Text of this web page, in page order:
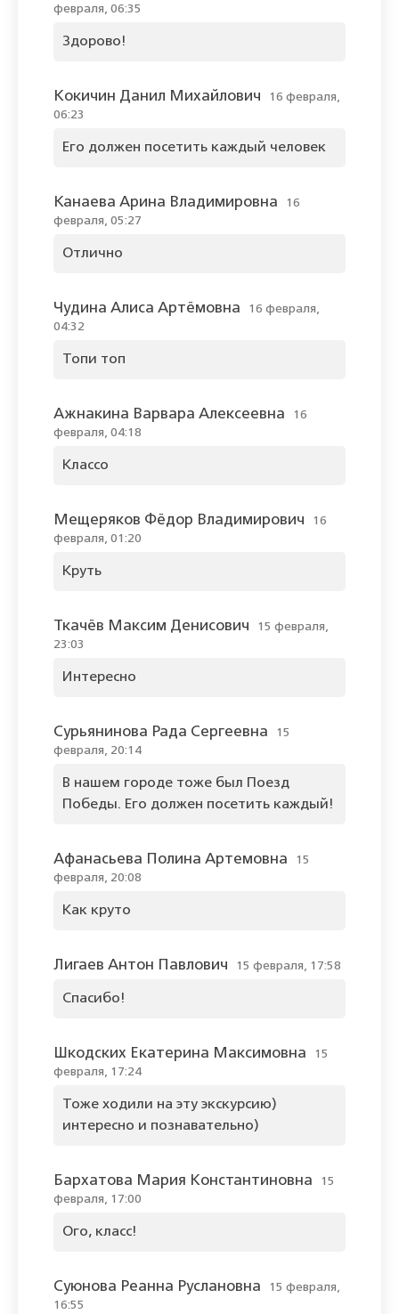
февраля, 06:35
Здорово!
Кокичин Данил Михайлович
16 февраля,
06:23
Его должен посетить каждый человек
Канаева Арина Владимировна
16
февраля, 05:27
Отлично
Чудина Алиса Артёмовна
16 февраля,
04:32
Топи топ
Ажнакина Варвара Алексеевна
16
февраля, 04:18
Классо
Мещеряков Фёдор Владимирович
16
февраля, 01:20
Круть
Ткачёв Максим Денисович
15 февраля,
23:03
Интересно
Сурьянинова Рада Сергеевна
15
февраля, 20:14
В нашем городе тоже был Поезд
Победы. Его должен посетить каждый!
Афанасьева Полина Артемовна
15
февраля, 20:08
Как круто
Лигаев Антон Павлович 15 февраля, 17:58
Спасибо!
Шкодских Екатерина Максимовна
15
февраля, 17:24
Тоже ходили на эту экскурсию)
интересно и познавательно)
Бархатова Мария Константиновна
15
февраля, 17:00
Ого, класс!
Суюнова Реанна Руслановна
15 февраля,
16:55